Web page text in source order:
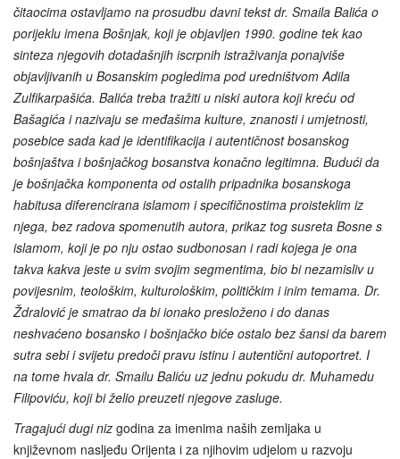
čitaocima ostavljamo na prosudbu davni tekst dr. Smaila Balića o
porijeklu imena Bošnjak, koji je objavljen 1990. godine tek kao
sinteza njegovih dotadašnjih iscrpnih istraživanja ponajviše
objavljivanih u Bosanskim pogledima pod uredništvom Adila
Zulfikarpašića. Balića treba tražiti u niski autora koji kreću od
Bašagića i nazivaju se međašima kulture, znanosti i umjetnosti,
posebice sada kad je identifikacija i autentičnost bosanskog
bošnjaštva i bošnjačkog bosanstva konačno legitimna. Budući da
je bošnjačka komponenta od ostalih pripadnika bosanskoga
habitusa diferencirana islamom i specifičnostima proisteklim iz
njega, bez radova spomenutih autora, prikaz tog susreta Bosne s
islamom, koji je po nju ostao sudbonosan i radi kojega je ona
takva kakva jeste u svim svojim segmentima, bio bi nezamisliv u
povijesnim, teološkim, kulturološkim, političkim i inim temama. Dr.
Ždralović je smatrao da bi ionako presloženo i do danas
neshvaćeno bosansko i bošnjačko biće ostalo bez šansi da barem
sutra sebi i svijetu predoči pravu istinu i autentični autoportret. I
na tome hvala dr. Smailu Baliću uz jednu pokudu dr. Muhamedu
Filipoviću, koji bi želio preuzeti njegove zasluge.
Tragajući dugi niz godina za imenima naših zemljaka u
književnom nasljeđu Orijenta i za njihovim udjelom u razvoju